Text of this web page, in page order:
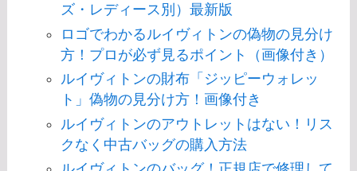
ズ・レディース別）最新版
ロゴでわかるルイヴィトンの偽物の見分け
方！プロが必ず見るポイント（画像付き）
ルイヴィトンの財布「ジッピーウォレッ
ト」偽物の見分け方！画像付き
ルイヴィトンのアウトレットはない！リス
クなく中古バッグの購入方法